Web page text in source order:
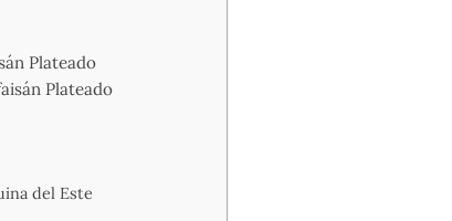
Plateado
Plateado
del Este